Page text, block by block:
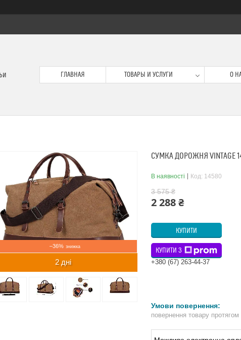
ГЛАВНАЯ ТОВАРЫ И УСЛУГИ О
–36%
2 дні
СУМКА ДОРОЖНЯ VINTAGE
В наявності Код: 14580
3 575 ₴
2 288 ₴
КУПИТИ
КУПИТИ З
+380 (67) 263-44-37
повернення товару протягом